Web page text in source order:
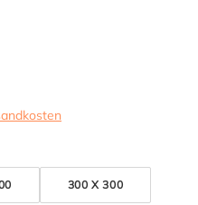
300 X 300